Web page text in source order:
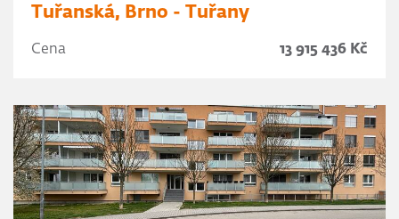
Tuřanská, Brno - Tuřany
Cena 13 915 436 Kč